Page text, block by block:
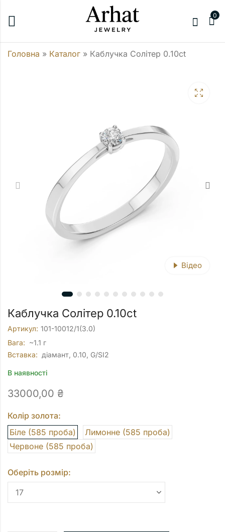
0
Головна » Каталог » Каблучка Солітер 0.10ct
Відео
Каблучка Солітер 0.10ct
Артикул: 101-10012/1(3.0)
Вага: ~1.1 г
Вставка: діамант, 0.10, G/SI2
В наявності
33000,00 ₴
Колір золота:
Біле (585 проба)
Лимонне (585 проба)
Червоне (585 проба)
Оберіть розмір: